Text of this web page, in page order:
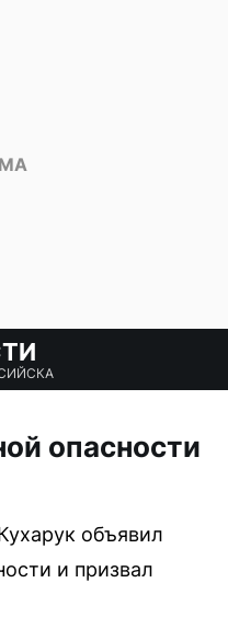
опасности
объявил
и призвал